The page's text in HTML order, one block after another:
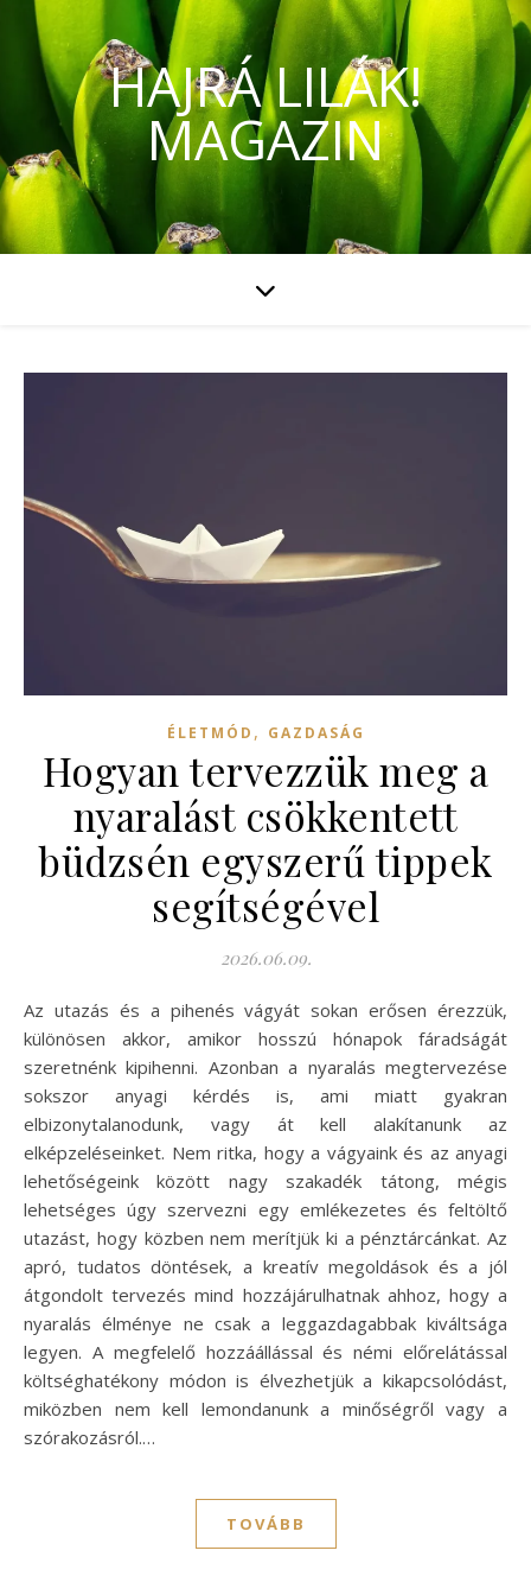
HAJRÁ LILÁK!
MAGAZIN
ÉLETMÓD , GAZDASÁG
Hogyan tervezzük meg a
nyaralást csökkentett
büdzsén egyszerű tippek
segítségével
2026.06.09.
Az utazás és a pihenés vágyát sokan erősen érezzük,
különösen akkor, amikor hosszú hónapok fáradságát
szeretnénk kipihenni. Azonban a nyaralás megtervezése
sokszor anyagi kérdés is, ami miatt gyakran
elbizonytalanodunk, vagy át kell alakítanunk az
elképzeléseinket. Nem ritka, hogy a vágyaink és az anyagi
lehetőségeink között nagy szakadék tátong, mégis
lehetséges úgy szervezni egy emlékezetes és feltöltő
utazást, hogy közben nem merítjük ki a pénztárcánkat. Az
apró, tudatos döntések, a kreatív megoldások és a jól
átgondolt tervezés mind hozzájárulhatnak ahhoz, hogy a
nyaralás élménye ne csak a leggazdagabbak kiváltsága
legyen. A megfelelő hozzáállással és némi előrelátással
költséghatékony módon is élvezhetjük a kikapcsolódást,
miközben nem kell lemondanunk a minőségről vagy a
szórakozásról.…
TOVÁBB